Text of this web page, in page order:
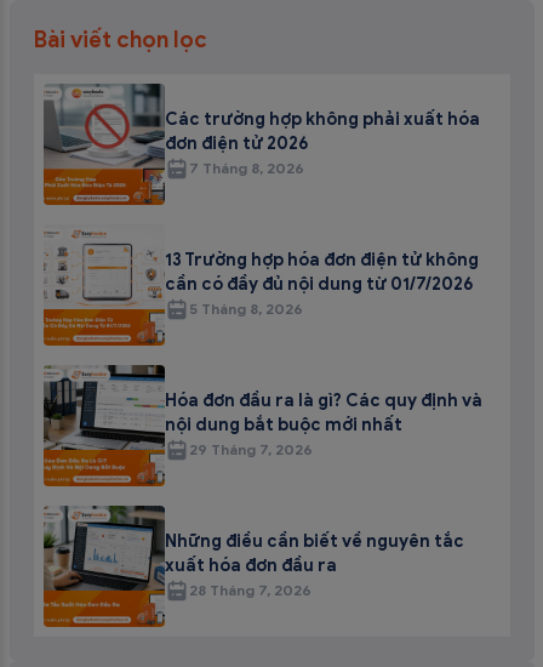
Bài viết chọn lọc
Các trường hợp không phải xuất hóa
đơn điện tử 2026
7 Tháng 8, 2026
13 Trường hợp hóa đơn điện tử không
cần có đầy đủ nội dung từ 01/7/2026
5 Tháng 8, 2026
Hóa đơn đầu ra là gì? Các quy định và
nội dung bắt buộc mới nhất
29 Tháng 7, 2026
Những điều cần biết về nguyên tắc
xuất hóa đơn đầu ra
28 Tháng 7, 2026